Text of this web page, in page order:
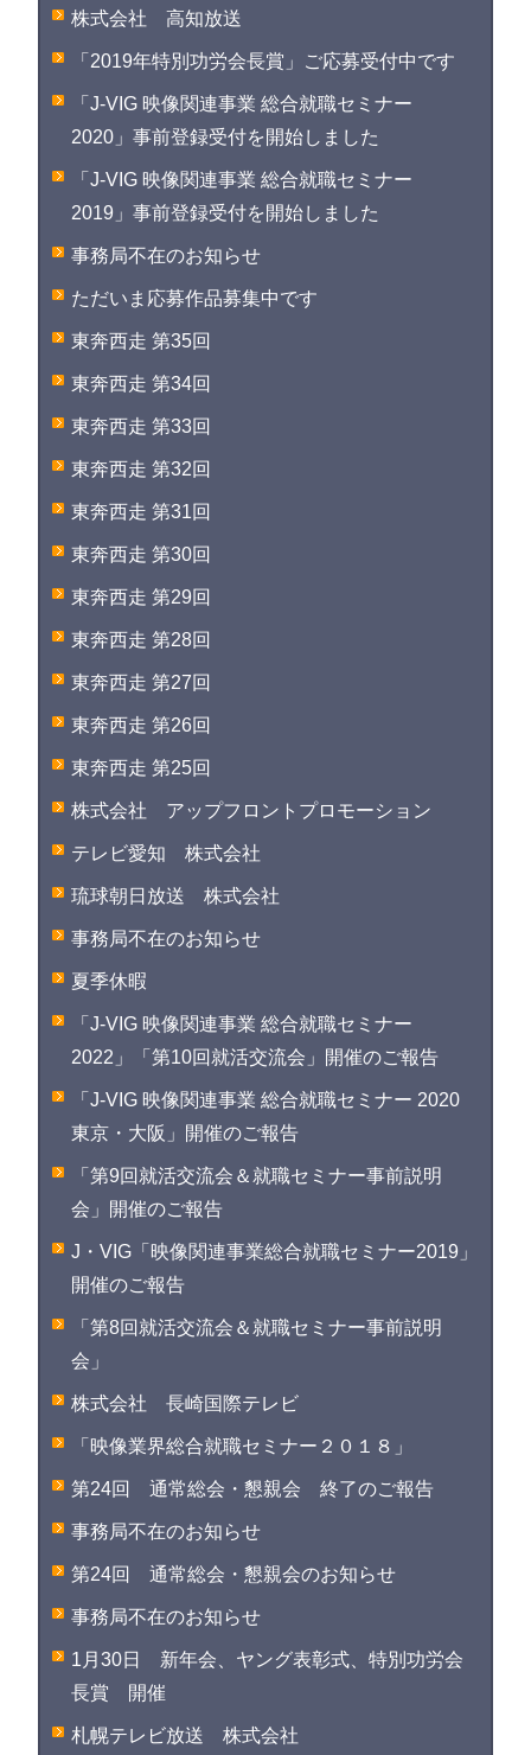
株式会社 高知放送
「2019年特別功労会長賞」ご応募受付中です
「J-VIG 映像関連事業 総合就職セミナー
2020」事前登録受付を開始しました
「J-VIG 映像関連事業 総合就職セミナー
2019」事前登録受付を開始しました
事務局不在のお知らせ
ただいま応募作品募集中です
東奔西走 第35回
東奔西走 第34回
東奔西走 第33回
東奔西走 第32回
東奔西走 第31回
東奔西走 第30回
東奔西走 第29回
東奔西走 第28回
東奔西走 第27回
東奔西走 第26回
東奔西走 第25回
株式会社 アップフロントプロモーション
テレビ愛知 株式会社
琉球朝日放送 株式会社
事務局不在のお知らせ
夏季休暇
「J-VIG 映像関連事業 総合就職セミナー
2022」「第10回就活交流会」開催のご報告
「J-VIG 映像関連事業 総合就職セミナー 2020
東京・大阪」開催のご報告
「第9回就活交流会＆就職セミナー事前説明
会」開催のご報告
J・VIG「映像関連事業総合就職セミナー2019」
開催のご報告
「第8回就活交流会＆就職セミナー事前説明
会」
株式会社 長崎国際テレビ
「映像業界総合就職セミナー２０１８」
第24回 通常総会・懇親会 終了のご報告
事務局不在のお知らせ
第24回 通常総会・懇親会のお知らせ
事務局不在のお知らせ
1月30日 新年会、ヤング表彰式、特別功労会
長賞 開催
札幌テレビ放送 株式会社